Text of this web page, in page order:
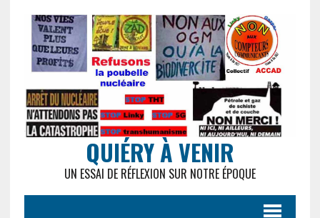
QUIÉRY À VENIR
UN ESSAI DE RÉFLEXION SUR NOTRE ÉPOQUE